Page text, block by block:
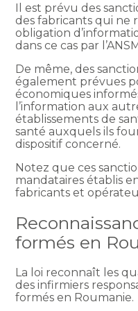
Il est prévu des
des fabricants qui ne
obligation
dans ce cas par
De même, des
également prévues
économiques
l’information aux
établissements de
santé auxquels ils
dispositif concerné.
Notez que ces
mandataires établis
fabricants et
formés en
La loi reconnaît les
des infirmiers
formés en Roumanie.